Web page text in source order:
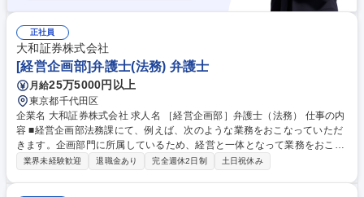
正社員
大和証券株式会社
[経営企画部]弁護士(法務) 弁護士
月給25万5000円以上
東京都千代田区
企業名 大和証券株式会社 求人名 ［経営企画部］弁護士（法務） 仕事の内
容 ■経営企画部法務課にて、例えば、次のような業務をおこなっていただ
きます。企画部門に所属しているため、経営と一体となって業務をおこな
います。 【業務内容】■当社やグループ会社で実施予定の新規ビジネスや
業界未経験歓迎 退職金あり 完全週休2日制 土日祝休み